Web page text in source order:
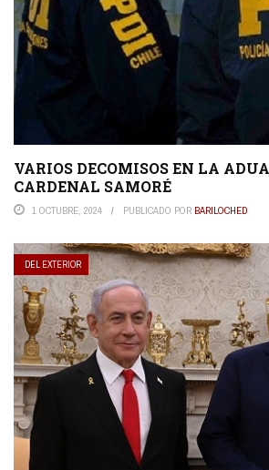
VARIOS DECOMISOS EN LA
CARDENAL SAMORÉ
1 OCTUBRE, 2024 PUBLICADO POR BARILOCHED
DEL EXTERIOR